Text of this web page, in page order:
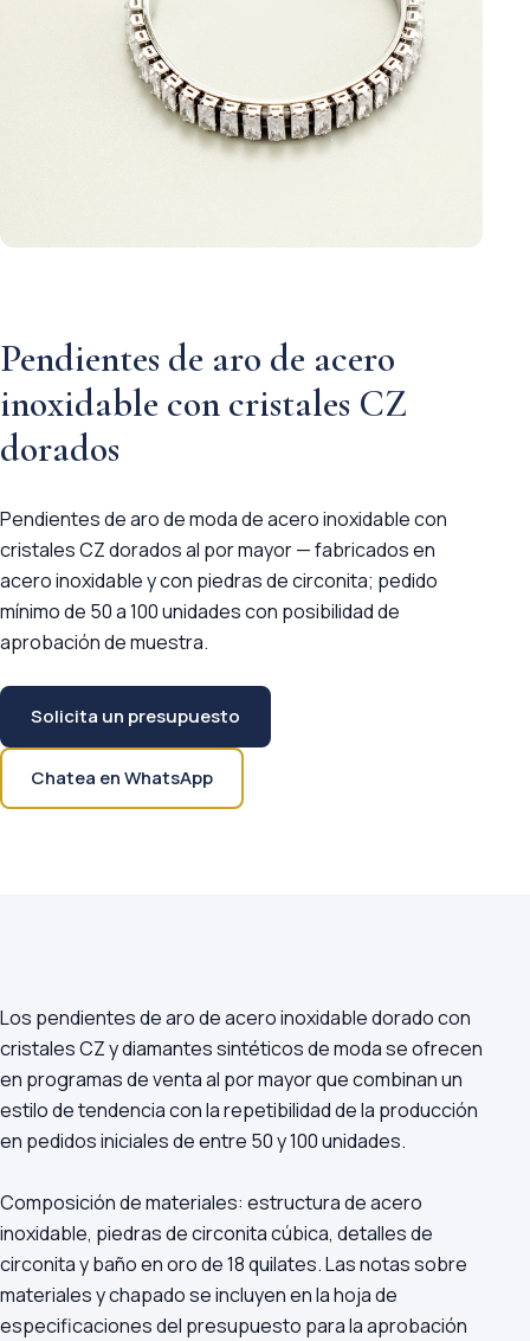
Pendientes de aro de acero
inoxidable con cristales CZ
dorados
Pendientes de aro de moda de acero inoxidable con
cristales CZ dorados al por mayor — fabricados en
acero inoxidable y con piedras de circonita; pedido
mínimo de 50 a 100 unidades con posibilidad de
aprobación de muestra.
Solicita un presupuesto
Chatea en WhatsApp
Los pendientes de aro de acero inoxidable dorado con
cristales CZ y diamantes sintéticos de moda se ofrecen
en programas de venta al por mayor que combinan un
estilo de tendencia con la repetibilidad de la producción
en pedidos iniciales de entre 50 y 100 unidades.
Composición de materiales: estructura de acero
inoxidable, piedras de circonita cúbica, detalles de
circonita y baño en oro de 18 quilates. Las notas sobre
materiales y chapado se incluyen en la hoja de
especificaciones del presupuesto para la aprobación